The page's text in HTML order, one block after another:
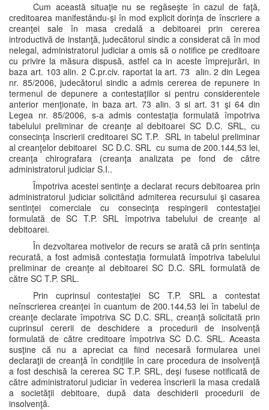
Cum această situaţie nu se regăseşte în cazul de faţă,
creditoarea manifestându-şi în mod explicit dorinţa de înscriere a
creanţei sale în masa credală a debitoarei prin cererea
introductivă de instanţă, judecătorul sindic a considerat că în mod
nelegal, administratorul judiciar a omis să o notifice pe creditoare
cu privire la măsura dispusă, astfel ca in aceste împrejurări, in
baza art. 103 alin. 2 C.pr.civ. raportat la art. 73 alin. 2 din Legea
nr. 85/2006, judecătorul sindic a admis cererea de repunere in
termenul de depunere a contestaţiilor si pentru considerentele
anterior menţionate, in baza art. 73 alin. 3 si art. 31 şi 64 din
Legea nr. 85/2006, s-a admis contestaţia formulată împotriva
tabelului preliminar de creanţe al debitoarei SC D.C. SRL, cu
consecinţa înscrierii creditoarei SC T.P. SRL in tabelul preliminar
al creanţelor debitoarei SC D.C. SRL cu suma de 200.144,53 lei,
creanţa chirografara (creanţa analizata pe fond de către
administratorul judiciar S.I..
Împotriva acestei sentinţe a declarat recurs debitoarea prin
administratorul judiciar solicitând admiterea recursului şi casarea
sentinţei comerciale cu consecinţa respingerii contestaţiei
formulată de SC T.P. SRL împotriva tabelului de creanţe al
debitoarei.
În dezvoltarea motivelor de recurs se arată că prin sentinţa
recurată, a fost admisă contestaţia formulată împotriva tabelului
preliminar de creanţe al debitoarei SC D.C. SRL formulată de
către SC T.P. SRL.
Prin cuprinsul contestaţiei SC T.P. SRL a contestat
neînscrierea creanţei în cuantum de 200.144,53 lei în tabelul de
creanţe declarate împotriva SC D.C. SRL, creanţă solicitată prin
cuprinsul cererii de deschidere a procedurii de insolvenţă
formulată de către creditoare împotriva SC D.C. SRL. Aceasta
susţine că nu a apreciat ca fiind necesară formularea unei
declaraţii de creanţă în condiţiile în care procedura de insolvenţă
a fost deschisă la cererea SC T.P. SRL, deşi fusese notificată de
către administratorul judiciar în vederea înscrierii la masa credală
a societăţii debitoare, după data deschiderii procedurii de
insolvenţă.